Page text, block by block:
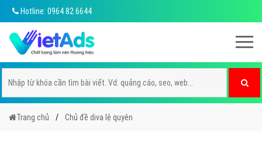
Hotline: 0964 82 6644
Trang chủ Chủ đề diva lệ quyên